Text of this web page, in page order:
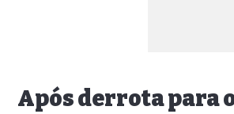
Após derrota para